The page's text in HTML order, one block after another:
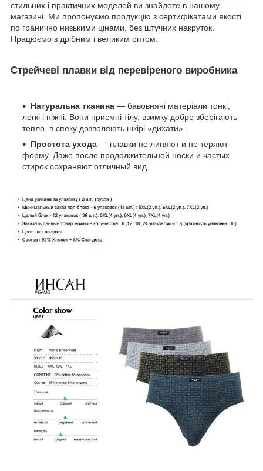
стильних і практичних моделей ви знайдете в нашому
магазині. Ми пропонуємо продукцію з сертифікатами якості
по гранично низькими цінами, без штучних накруток.
Працюємо з дрібним і великим оптом.
Стрейчеві плавки від перевіреного виробника
Натуральна тканина — бавовняні матеріали тонкі,
легкі і ніжні. Вони приємні тілу, взимку добре зберігають
тепло, в спеку дозволяють шкірі «дихати».
Простота ухода — плавки не линяют и не теряют
форму. Даже после продолжительной носки и частых
стирок сохраняют отличный вид.